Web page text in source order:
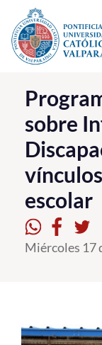
Click acá para ir
La Universidad
Investigación,
PUCV
Vinculación
Admisión
Pregrado
sobre
escolar
Miércoles 17